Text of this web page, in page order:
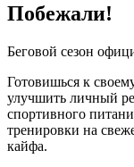
Побежали!
Беговой сезон
Готовишься к
улучшить личный
спортивного
тренировки на
кайфа.